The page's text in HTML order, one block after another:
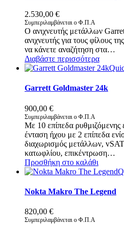
2.530,00 €
Συμπεριλαμβάνεται ο Φ.Π.Α
Ο ανιχνευτής μετάλλων
ανιχνευτής για τους φίλους
να κάνετε αναζήτηση στα…
Διαβάστε περισσότερα
Garrett Goldmaster 24k
900,00 €
Συμπεριλαμβάνεται ο Φ.Π.Α
Με 10 επίπεδα ρυθμιζόμενης
ένταση ήχου με 2 επίπεδα
διαχωρισμός μετάλλων,
κατωφλίου, επικέντρωση…
Προσθήκη στο καλάθι
Nokta Makro The Legend
820,00 €
Συμπεριλαμβάνεται ο Φ.Π.Α